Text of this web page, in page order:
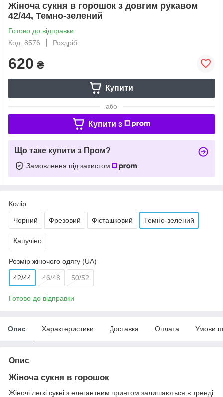
Жіноча сукня в горошок з довгим рукавом
42/44, Темно-зелений
Готово до відправки
Код: 8576
Роздріб
620 ₴
Купити
або
Купити з
Що таке купити з Пром?
Замовлення під захистом
Колір
Чорний Фрезовий Фісташковий Темно-зелений
Капучіно
Розмір жіночого одягу (UA)
42/44 46/48 50/52
Готово до відправки
Опис Характеристики Доставка Оплата Умови
Опис
Жіноча сукня в горошок
Жіночі легкі сукні з елегантним принтом залишаються в тренді